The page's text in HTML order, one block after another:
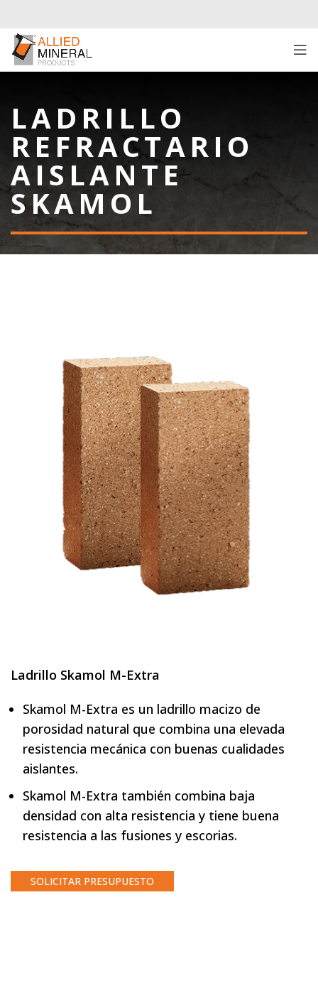
LADRILLO
REFRACTARIO
AISLANTE
SKAMOL
Ladrillo Skamol M-Extra
Skamol M-Extra es un ladrillo macizo de
porosidad natural que combina una elevada
resistencia mecánica con buenas cualidades
aislantes.
Skamol M-Extra también combina baja
densidad con alta resistencia y tiene buena
resistencia a las fusiones y escorias.
SOLICITAR PRESUPUESTO